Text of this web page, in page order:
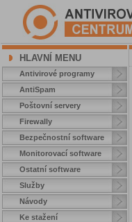
HLAVNÍ MENU
Antivirové programy
AntiSpam
Poštovní servery
Firewally
Bezpečnostní software
Monitorovací software
Ostatní software
Služby
Návody
Ke stažení